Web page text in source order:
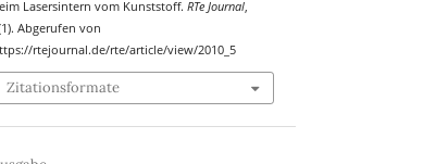
Lasersintern vom Kunststoff. RTe Journal,
Abgerufen von
rtejournal.de/rte/article/view/2010_5
Zitationsformate